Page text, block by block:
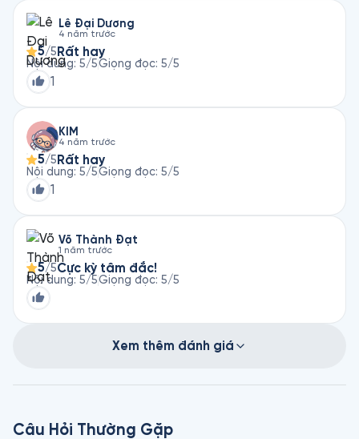
Lê Đại Dương
4 năm trước
5/5 Rất hay
Nội dung: 5/5Giọng đọc: 5/5
1
KIM
4 năm trước
5/5 Rất hay
Nội dung: 5/5Giọng đọc: 5/5
1
Võ Thành Đạt
1 năm trước
5/5Cực kỳ tâm đắc!
Nội dung: 5/5Giọng đọc: 5/5
Xem thêm đánh giá
Câu Hỏi Thường Gặp